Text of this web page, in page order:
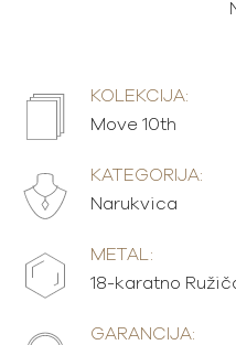
KOLEKCIJA:
Move 10th
KATEGORIJA:
Narukvica
METAL:
18-karatno
GARANCIJA: